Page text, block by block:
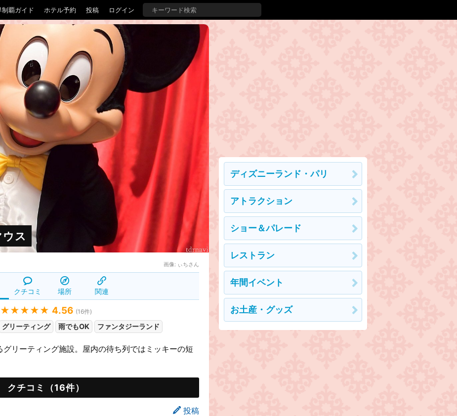
制覇ガイド ホテル予約 投稿 ログイン
ス
画像: ぃちさん
クチコミ 場所 関連
★★★★★ 4.56 (16件)
グリーティング 雨でもOK ファンタジーランド
リーティング施設。屋内の待ち列ではミッキーの短
クチコミ（16件）
投稿
ディズニーランド・パリ
アトラクション
ショー＆パレード
レストラン
年間イベント
お土産・グッズ